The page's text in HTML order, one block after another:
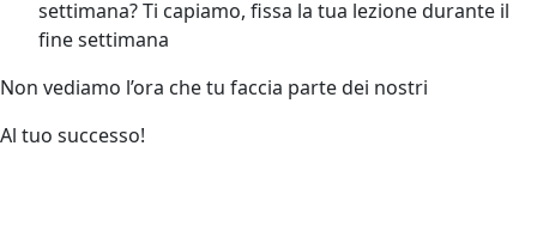
settimana? Ti capiamo, fissa la tua lezione durante il
fine settimana
Non vediamo l’ora che tu faccia parte dei nostri
Al tuo successo!